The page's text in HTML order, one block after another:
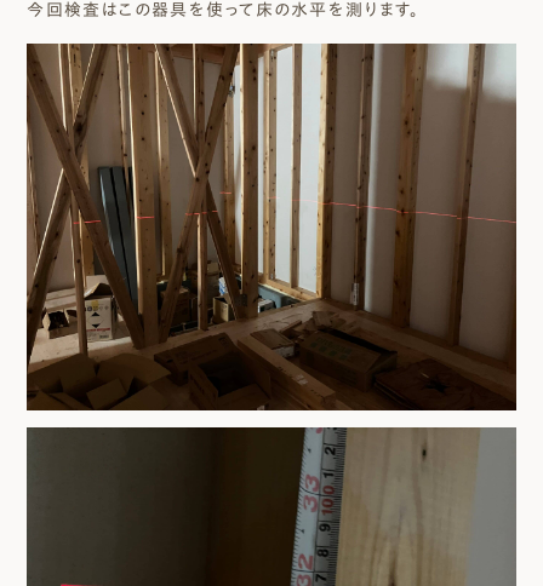
今回検査はこの器具を使って床の水平を測ります。